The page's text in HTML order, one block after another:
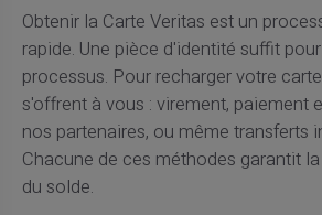
Obtenir la Carte Veritas est un
rapide. Une pièce d'identité suffit
processus. Pour recharger votre
s'offrent à vous : virement, paiement
nos partenaires, ou même transferts
Chacune de ces méthodes garantit
du solde.